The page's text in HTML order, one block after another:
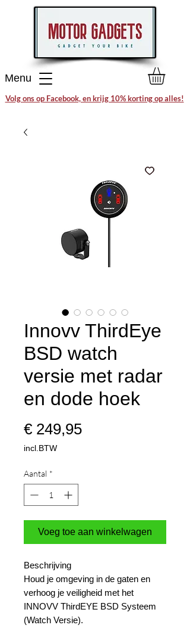
Menu
Volg ons op Facebook, en krijg 10% korting op alles!
Innovv ThirdEye
BSD watch
versie met radar
en dode hoek
€ 249,95Prijs
incl.BTW
Aantal *
Voeg toe aan winkelwagen
Beschrijving
Houd je omgeving in de gaten en
verhoog je veiligheid met het
INNOVV ThirdEYE BSD Systeem
(Watch Versie).